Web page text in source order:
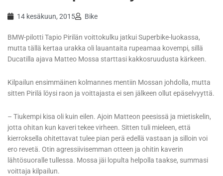
14 kesäkuun, 2015 Bike
BMW-pilotti Tapio Pirilän voittokulku jatkui Superbike-luokassa,
mutta tällä kertaa urakka oli lauantaita rupeamaa kovempi, sillä
Ducatilla ajava Matteo Mossa starttasi kakkosruudusta kärkeen.
Kilpailun ensimmäinen kolmannes mentiin Mossan johdolla, mutta
sitten Pirilä löysi raon ja voittajasta ei sen jälkeen ollut epäselvyyttä.
– Tiukempi kisa oli kuin eilen. Ajoin Matteon peesissä ja mietiskelin,
jotta ohitan kun kaveri tekee virheen. Sitten tuli mieleen, että
kierroksella ohitettavat tulee pian perä edellä vastaan ja silloin voi
ero revetä. Otin agressiivisemman otteen ja ohitin kaverin
lähtösuoralle tullessa. Mossa jäi lopulta helpolla taakse, summasi
voittaja kilpailun.